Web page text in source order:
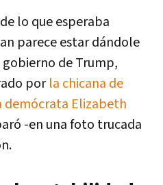
lo que esperaba
parece estar dándole
de Trump,
porla chicana de
demócrata Elizabeth
-en una foto trucada